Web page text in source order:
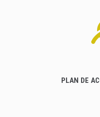
PLAN DE